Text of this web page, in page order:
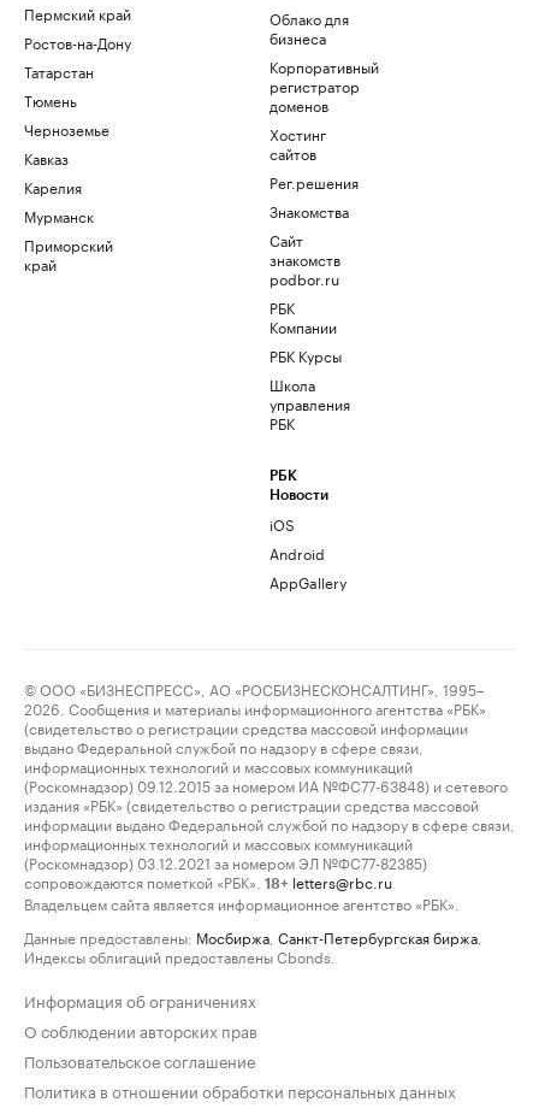
Пермский край
Ростов-на-Дону
Татарстан
Тюмень
Черноземье
Кавказ
Карелия
Мурманск
Приморский
край
Облако для
бизнеса
Корпоративный
регистратор
доменов
Хостинг
сайтов
Рег.решения
Знакомства
Сайт
знакомств
podbor.ru
РБК
Компании
РБК Курсы
Школа
управления
РБК
РБК
Новости
iOS
Android
AppGallery
© ООО «БИЗНЕСПРЕСС», АО «РОСБИЗНЕСКОНСАЛТИНГ», 1995–
2026. Сообщения и материалы информационного агентства «РБК»
(свидетельство о регистрации средства массовой информации
выдано Федеральной службой по надзору в сфере связи,
информационных технологий и массовых коммуникаций
(Роскомнадзор) 09.12.2015 за номером ИА №ФС77-63848) и сетевого
издания «РБК» (свидетельство о регистрации средства массовой
информации выдано Федеральной службой по надзору в сфере связи,
информационных технологий и массовых коммуникаций
(Роскомнадзор) 03.12.2021 за номером ЭЛ №ФС77-82385)
сопровождаются пометкой «РБК».
18+ letters@rbc.ru
Владельцем сайта является информационное агентство «РБК».
Данные предоставлены: Мосбиржа Санкт-Петербургская биржа
Индексы облигаций предоставлены Cbonds.
Информация об ограничениях
О соблюдении авторских прав
Пользовательское соглашение
Политика в отношении обработки персональных данных